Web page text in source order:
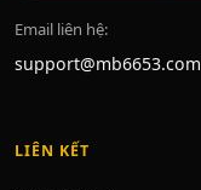
Email liên hệ:
support@mb6653.com
LIÊN KẾT